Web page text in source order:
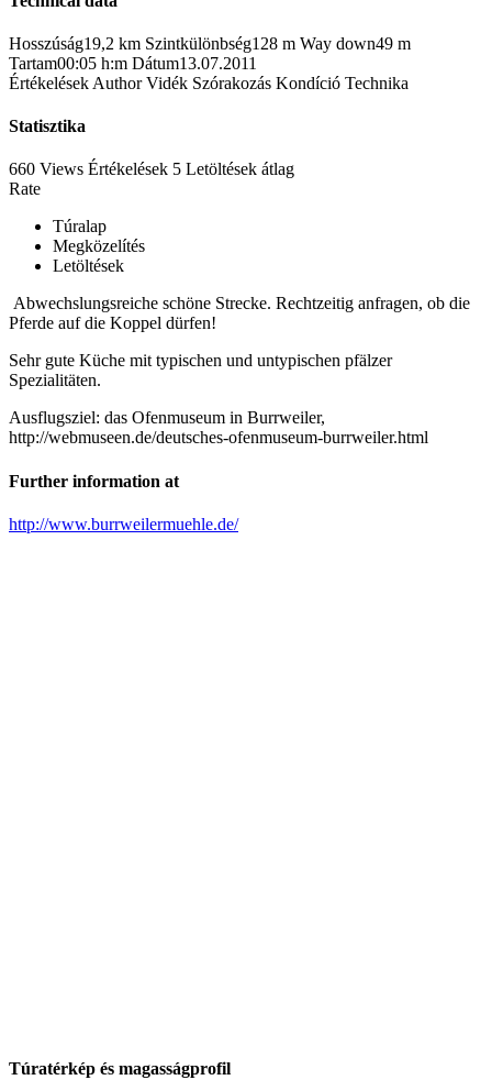
Hosszúság19,2 km Szintkülönbség128 m Way down49 m
Tartam00:05 h:m Dátum13.07.2011
Értékelések Author Vidék Szórakozás Kondíció Technika
Statisztika
660 Views Értékelések 5 Letöltések átlag
Rate
Túralap
Megközelítés
Letöltések
Abwechslungsreiche schöne Strecke. Rechtzeitig anfragen, ob die
Pferde auf die Koppel dürfen!
Sehr gute Küche mit typischen und untypischen pfälzer
Spezialitäten.
Ausflugsziel: das Ofenmuseum in Burrweiler,
http://webmuseen.de/deutsches-ofenmuseum-burrweiler.html
Further information at
http://www.burrweilermuehle.de/
Túratérkép és magasságprofil